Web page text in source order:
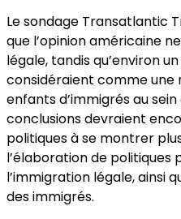
Le sondage Transatlantic
que l’opinion américaine
légale, tandis qu’environ
considéraient comme une
enfants d’immigrés au
conclusions devraient
politiques à se montrer
l’élaboration de politiques
l’immigration légale, ainsi
des immigrés.